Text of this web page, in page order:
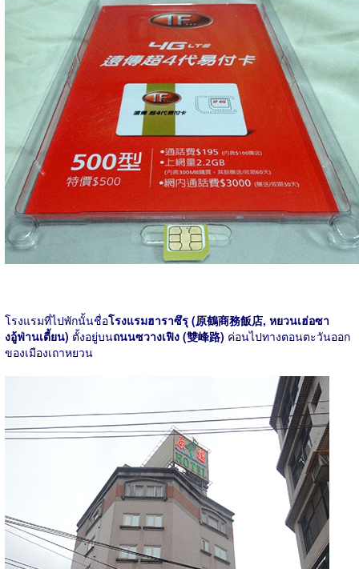
โรงแรมที่ไปพักนั้นชื่อโรงแรมฮาราซึรุ (原鶴商務飯店, หยวนเฮ่อซา
งอู้ฟ่านเตี้ยน) ตั้งอยู่บนถนนซวางเฟิง (雙峰路) ค่อนไปทางตอนตะวันออก
ของเมืองเถาหยวน